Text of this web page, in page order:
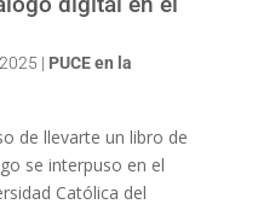
| PUCE en la
de llevarte un libro de
se interpuso en el
Católica del